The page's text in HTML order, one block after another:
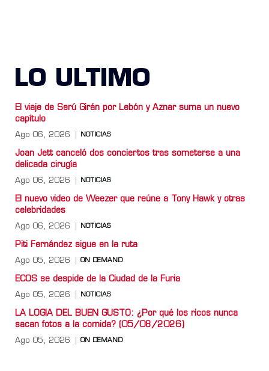
LO ULTIMO
El viaje de Serú Girán por Lebón y Aznar suma un nuevo
capítulo
Ago 06, 2026 NOTICIAS
Joan Jett canceló dos conciertos tras someterse a una
delicada cirugía
Ago 06, 2026 NOTICIAS
El nuevo video de Weezer que reúne a Tony Hawk y otras
celebridades
Ago 06, 2026 NOTICIAS
Piti Fernández sigue en la ruta
Ago 05, 2026 ON DEMAND
ECOS se despide de la Ciudad de la Furia
Ago 05, 2026 NOTICIAS
LA LOGIA DEL BUEN GUSTO: ¿Por qué los ricos nunca
sacan fotos a la comida? (05/08/2026)
Ago 05, 2026 ON DEMAND